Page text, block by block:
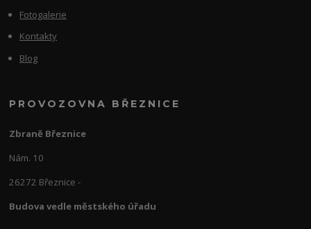
Fotogalerie
Kontakty
Blog
PROVOZOVNA BŘEZNICE
Zbraně Březnice
Nám. 10
26272 Březnice -
Budova vedle městského úřadu